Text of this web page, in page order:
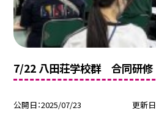
7/22 八田荘学校群 合同研修
公開日 2025/07/23 更新日